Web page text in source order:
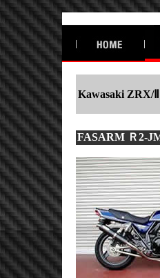
Kawasaki ZRX/Ⅱ
FASARM Ｒ2-